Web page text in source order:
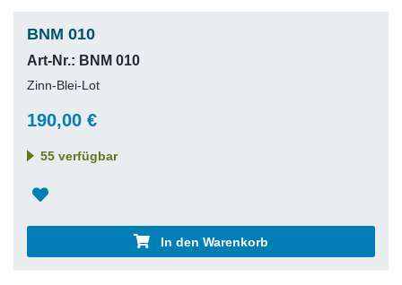
BNM 010
Art-Nr.: BNM 010
Zinn-Blei-Lot
190,00 €
55 verfügbar
In den Warenkorb